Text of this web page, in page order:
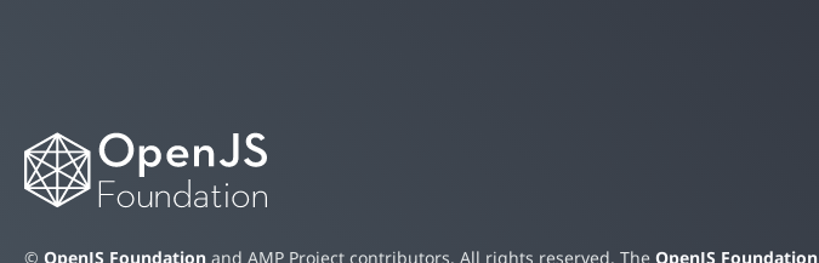
© OpenJS Foundation and AMP Project contributors. All rights reserved. The OpenJS Foundation